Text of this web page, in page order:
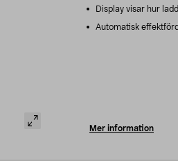
Display visar hur
Automatisk
Mer information